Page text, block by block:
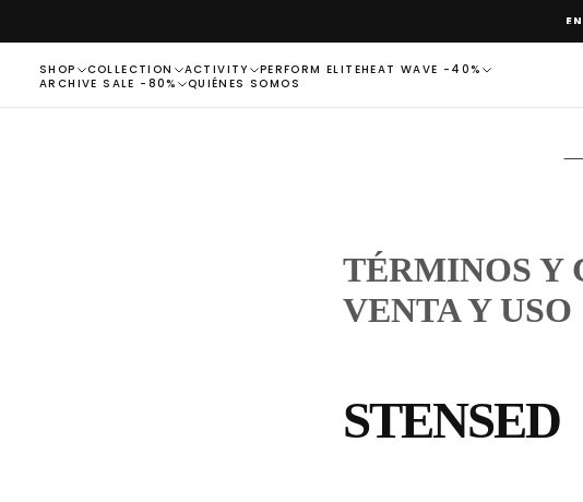
CONTENIDO
SHOP COLLECTION ACTIVITY PERFORM ELITEHEAT WAVE -40%
ARCHIVE SALE -80%
QUIÉNES SOMOS
TÉRMINOS Y
VENTA Y USO
STENSED